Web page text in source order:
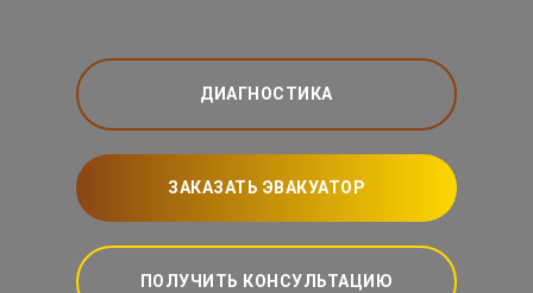
ДИАГНОСТИКА
ЗАКАЗАТЬ ЭВАКУАТОР
ПОЛУЧИТЬ КОНСУЛЬТАЦИЮ